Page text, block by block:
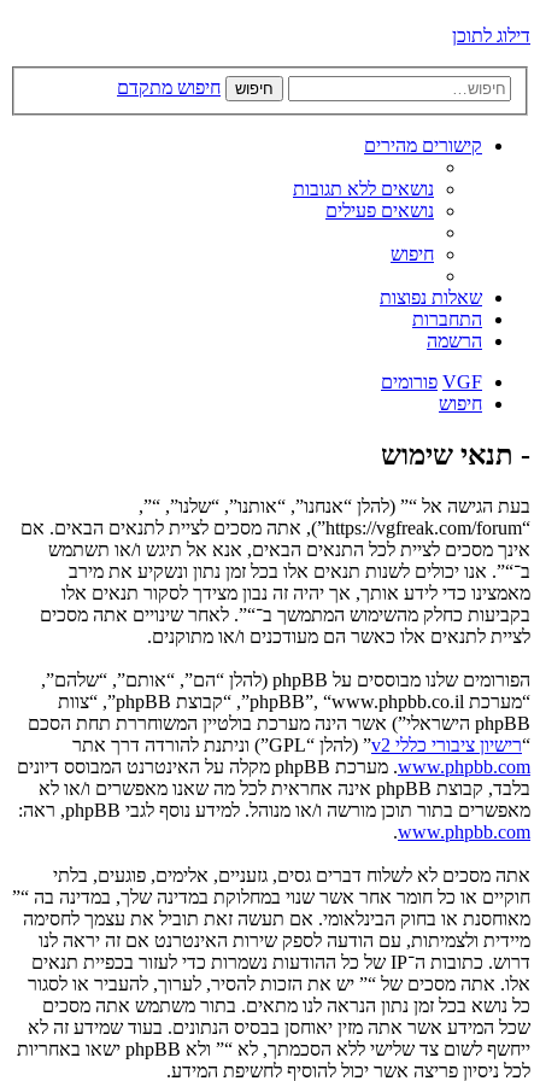
דילוג לתוכן
חיפוש חיפוש מתקדם
קישורים מהירים
נושאים ללא תגובות
נושאים פעילים
חיפוש
שאלות נפוצות
התחברות
הרשמה
VGF פורומים
חיפוש
- תנאי שימוש
בעת הגישה אל “” (להלן “אנחנו”, “אותנו”, “שלנו”, “”,
“https://vgfreak.com/forum”), אתה מסכים לציית לתנאים הבאים. אם
אינך מסכים לציית לכל התנאים הבאים, אנא אל תיגש ו/או תשתמש
ב־“”. אנו יכולים לשנות תנאים אלו בכל זמן נתון ונשקיע את מירב
מאמצינו כדי לידע אותך, אך יהיה זה נבון מצידך לסקור תנאים אלו
בקביעות כחלק מהשימוש המתמשך ב־“”. לאחר שינויים אתה מסכים
לציית לתנאים אלו כאשר הם מעודכנים ו/או מתוקנים.
הפורומים שלנו מבוססים על phpBB (להלן “הם”, “אותם”, “שלהם”,
“מערכת phpBB”, “www.phpbb.co.il”, “קבוצת phpBB”, “צוות
phpBB הישראלי”) אשר הינה מערכת בולטיין המשוחררת תחת הסכם
“רישיון ציבורי כללי v2
” (להלן “GPL”) וניתנת להורדה דרך אתר
www.phpbb.com
. מערכת phpBB מקלה על האינטרנט המבוסס דיונים
בלבד, קבוצת phpBB אינה אחראית לכל מה שאנו מאפשרים ו/או לא
מאפשרים בתור תוכן מורשה ו/או מנוהל. למידע נוסף לגבי phpBB, ראה:
www.phpbb.com
.
אתה מסכים לא לשלוח דברים גסים, גזעניים, אלימים, פוגעים, בלתי
חוקיים או כל חומר אחר אשר שנוי במחלוקת במדינה שלך, במדינה בה “”
מאוחסנת או בחוק הבינלאומי. אם תעשה זאת תוביל את עצמך לחסימה
מיידית ולצמיתות, עם הודעה לספק שירות האינטרנט אם זה יראה לנו
דרוש. כתובות ה־IP של כל ההודעות נשמרות כדי לעזור בכפיית תנאים
אלו. אתה מסכים של “” יש את הזכות להסיר, לערוך, להעביר או לסגור
כל נושא בכל זמן נתון הנראה לנו מתאים. בתור משתמש אתה מסכים
שכל המידע אשר אתה מזין יאוחסן בבסיס הנתונים. בעוד שמידע זה לא
ייחשף לשום צד שלישי ללא הסכמתך, לא “” ולא phpBB ישאו באחריות
לכל ניסיון פריצה אשר יכול להוסיף לחשיפת המידע.